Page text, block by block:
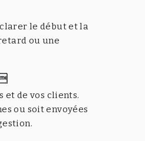
le début et la
ou une
et de vos clients.
ou soit envoyées